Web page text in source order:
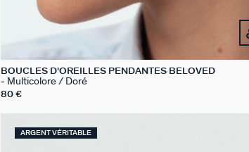
BOUCLES D'OREILLES PENDANTES BELOVED
Multicolore / Doré
80 €
ARGENT VÉRITABLE